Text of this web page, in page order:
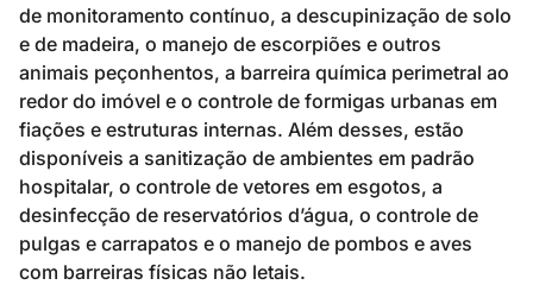
de monitoramento contínuo, a descupinização de solo
e de madeira, o manejo de escorpiões e outros
animais peçonhentos, a barreira química perimetral ao
redor do imóvel e o controle de formigas urbanas em
fiações e estruturas internas. Além desses, estão
disponíveis a sanitização de ambientes em padrão
hospitalar, o controle de vetores em esgotos, a
desinfecção de reservatórios d’água, o controle de
pulgas e carrapatos e o manejo de pombos e aves
com barreiras físicas não letais.